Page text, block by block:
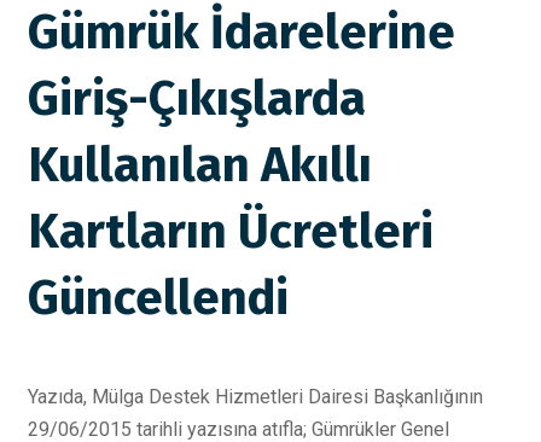
Gümrük İdarelerine
Giriş-Çıkışlarda
Kullanılan Akıllı
Kartların Ücretleri
Güncellendi
Yazıda, Mülga Destek Hizmetleri Dairesi Başkanlığının
29/06/2015 tarihli yazısına atıfla; Gümrükler Genel